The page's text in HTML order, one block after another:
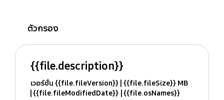
ตัวกรอง
{{file.description}}
เวอร์ชั่น {{file.fileVersion}} {{file.fileSize}} MB
{{file.fileModifiedDate}} {{file.osNames}}